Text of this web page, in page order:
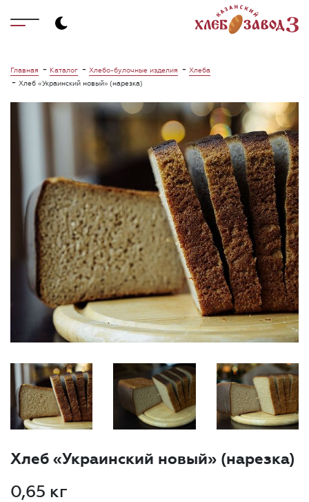
Главная - Каталог - Хлебо-булочные изделия - Хлеба
- Хлеб «Украинский новый» (нарезка)
Хлеб «Украинский новый» (нарезка)
0,65 кг